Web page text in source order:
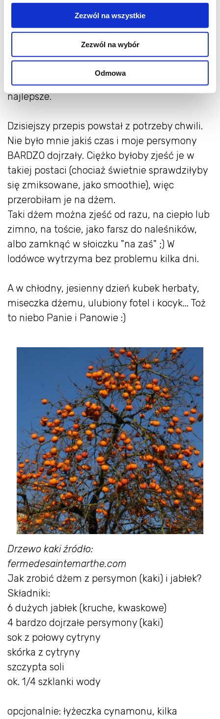
Zezwól na wszystkie
Zezwól na wybór
Odmowa
te, które już dojrzały, zjadamy.
Po przyniesieniu ze sklepu wkładam je do
koszyka razem z jabłkami, i w tej
ciemnopomarańczowe i miękkie. Wtedy są
najlepsze.
Dzisiejszy przepis powstał z potrzeby chwili.
Nie było mnie jakiś czas i moje persymony
BARDZO dojrzały. Ciężko byłoby zjeść je w
takiej postaci (chociaż świetnie sprawdziłyby
się zmiksowane, jako smoothie), więc
przerobiłam je na dżem.
Taki dżem można zjeść od razu, na ciepło lub
zimno, na toście, jako farsz do naleśników,
albo zamknąć w słoiczku "na zaś" ;) W
lodówce wytrzyma bez problemu kilka dni.
A w chłodny, jesienny dzień kubek herbaty,
miseczka dżemu, ulubiony fotel i kocyk... Toż
to niebo Panie i Panowie :)
Drzewo kakiźródło:
fermedesaintemarthe.com
Jak zrobić dżem z persymon (kaki) i jabłek?
Składniki:
6 dużych jabłek (kruche, kwaskowe)
4 bardzo dojrzałe persymony (kaki)
sok z połowy cytryny
skórka z cytryny
szczypta soli
ok. 1/4 szklanki wody
opcjonalnie: łyżeczka cynamonu, kilka